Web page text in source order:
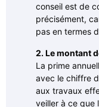
conseil est de
précisément,
pas en termes
2. Le montant
La prime
avec le chiffre
aux travaux
veiller à ce que